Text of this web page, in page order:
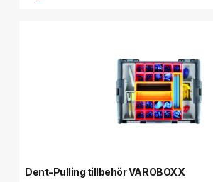
Dent-Pulling tillbehör VAROBOXX